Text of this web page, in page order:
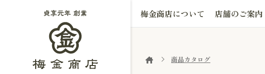
梅金商店について 店舗のご案内
商品カタログ